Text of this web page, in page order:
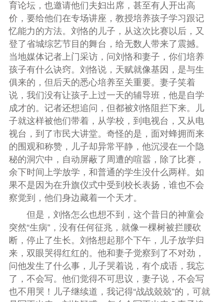
育论坛，也邀请他们夫妇出席，甚至有人开出高
价，要给他们在专场讲座，教授培养孩子学习跟记
忆能力的方法。刘恪的儿子，从这次比赛以后，又
登了省城综艺节目的舞台，给无数人带来了震撼。
当地媒体记者上门采访，问刘恪和妻子，你们培养
孩子有什么诀窍。刘恪说，天赋就像基因，是与生
俱来的，但后天的悉心培养至关重要。妻子笑着
说，我们没有让孩子上过一天的辅导班，他是自学
成才的。记者还想追问，但都被刘恪阻拦下来。儿
子就这样被他们带着，从学校，到电视台，又从电
视台，到了市民大讲堂。奇怪的是，面对蜂拥而来
的围观和称赞，儿子却异常平静，他沉浸在一个隐
秘的洞穴中，自动屏蔽了周遭的喧嚣，除了比赛，
余下时间上学放学，和普通的学生没什么两样。如
果不是因为在升旗仪式中受到校长表扬，谁也不会
察觉到，他们身边藏着一个天才。
但是，刘恪怎么也想不到，这个昔日的神童会
突然“生病”，没有任何征兆，就像一棵树被拦腰砍
断，停止了生长。刘恪想起那个下午，儿子放学归
来，双眼哭得红红的。他和妻子觉察到了不对劲，
问他发生了什么事，儿子哭着说，有个成语，我忘
了，不会写。他们觉得不可思议，妻子说，不会写
也不用哭！儿子继续道，我记得“战战兢兢”的，可就